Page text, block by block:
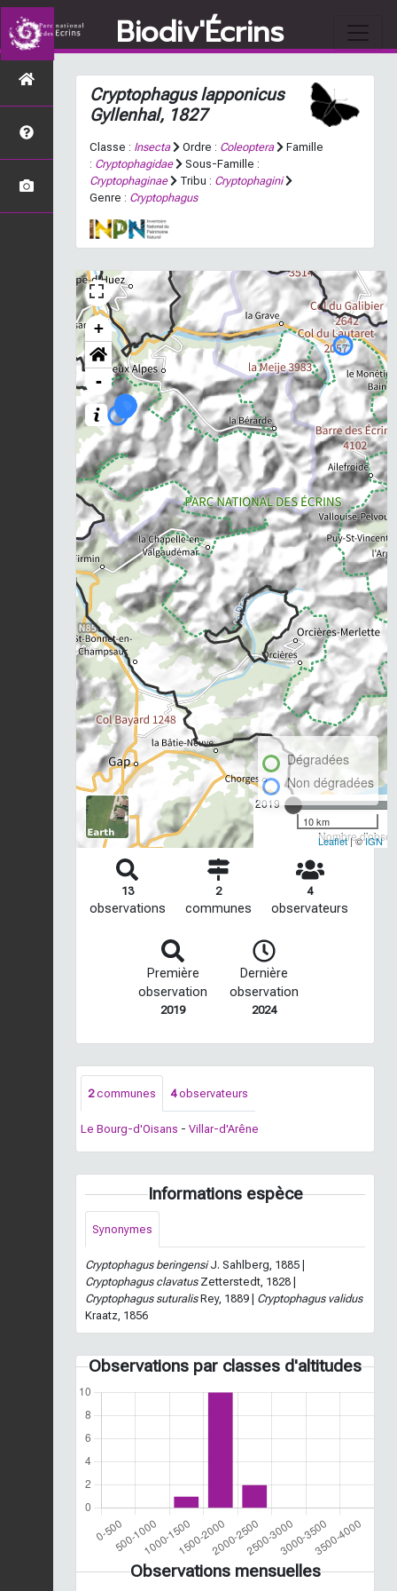
Biodiv'Écrins
Cryptophagus lapponicus
Gyllenhal, 1827
Classe : Insecta Ordre : Coleoptera
Famille
: Cryptophagidae
Sous-Famille :
Cryptophaginae
Tribu : Cryptophagini
Genre : Cryptophagus
+
-
2019
Nombre
Dégradées
Non dégradées
10 km
Leaflet| ©IGN
13
observations
2
communes
4
observateurs
Première
observation
2019
Dernière
observation
2024
2communes 4observateurs
Le Bourg-d'Oisans - Villar-d'Arêne
Informations espèce
Synonymes
Cryptophagus beringensiJ. Sahlberg, 1885 |
Cryptophagus clavatusZetterstedt, 1828 |
Cryptophagus suturalisRey, 1889 | Cryptophagus validus
Kraatz, 1856
Observations par classes d'altitudes
Observations mensuelles